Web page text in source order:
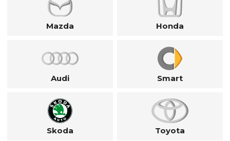
Mazda Honda
Audi Smart
Skoda Toyota